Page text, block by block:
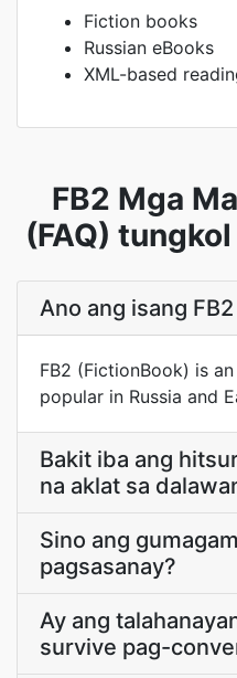
Fiction books
Russian eBooks
XML-based
FB2 Mga
(FAQ)
Ano ang isang
FB2 (FictionBook) is
popular in Russia and
Bakit iba ang
na aklat sa
Sino ang
pagsasanay?
Ay ang
survive pag-